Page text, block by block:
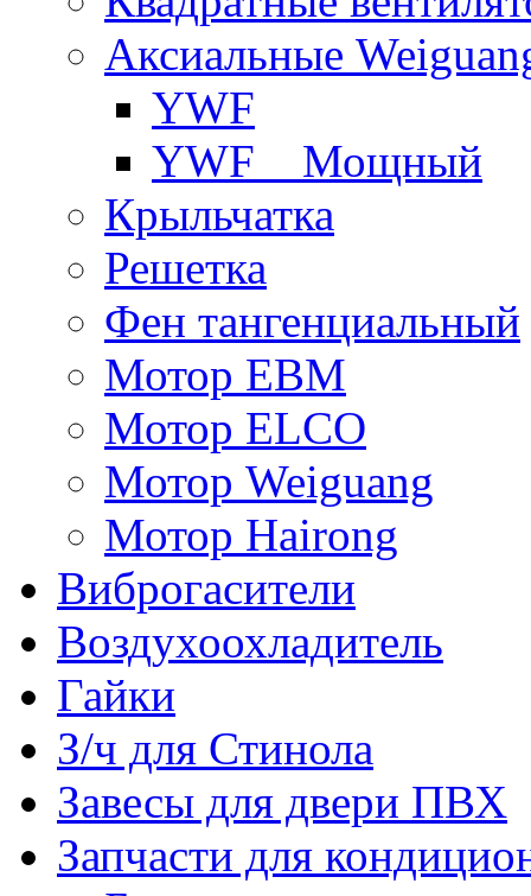
Аксиальные
YWF
YWF _ Мощный
Крыльчатка
Решетка
Фен тангенциальный
Мотор EBM
Мотор ELCO
Мотор Weiguang
Мотор Hairong
Виброгасители
Воздухоохладитель
Гайки
З/ч для Стинола
Завесы для двери ПВХ
Запчасти для